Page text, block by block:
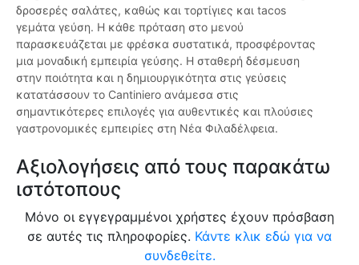
δροσερές σαλάτες, καθώς και τορτίγιες και tacos
γεμάτα γεύση. Η κάθε πρόταση στο μενού
παρασκευάζεται με φρέσκα συστατικά, προσφέροντας
μια μοναδική εμπειρία γεύσης. Η σταθερή δέσμευση
στην ποιότητα και η δημιουργικότητα στις γεύσεις
κατατάσσουν το Cantiniero ανάμεσα στις
σημαντικότερες επιλογές για αυθεντικές και πλούσιες
γαστρονομικές εμπειρίες στη Νέα Φιλαδέλφεια.
Αξιολογήσεις από τους παρακάτω
ιστότοπους
Μόνο οι εγγεγραμμένοι χρήστες έχουν πρόσβαση
σε αυτές τις πληροφορίες. Κάντε κλικ εδώ για να
συνδεθείτε.